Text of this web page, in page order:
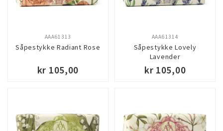
Såpestykke Radiant Rose
AAA61313
kr 105,00
Såpestykke Lovely
Lavender
AAA61314
kr 105,00